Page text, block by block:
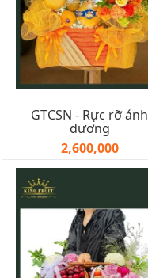
GTCSN - Rực rỡ ánh
dương
2,600,000